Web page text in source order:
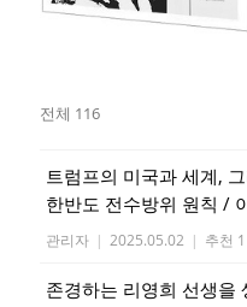
전체 116
트럼프의 미국과 세계,
한반도 전수방위 원칙 /
관리자 | 2025.05.02 | 추천 1
존경하는 리영희 선생을